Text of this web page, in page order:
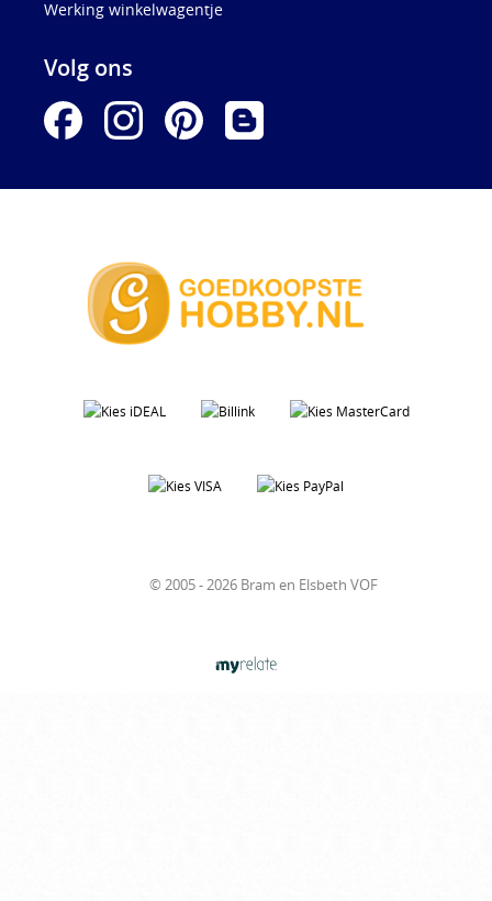
Werking winkelwagentje
Volg ons
© 2005 - 2026 Bram en Elsbeth VOF